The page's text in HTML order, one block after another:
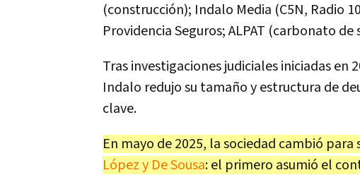
(construcción); Indalo Media (C5N, Radio
Providencia Seguros; ALPAT (carbonato
Tras investigaciones judiciales iniciadas en
Indalo redujo su tamaño y estructura de
clave.
En mayo de 2025, la sociedad cambió para
López y De Sousa: el primero asumió el